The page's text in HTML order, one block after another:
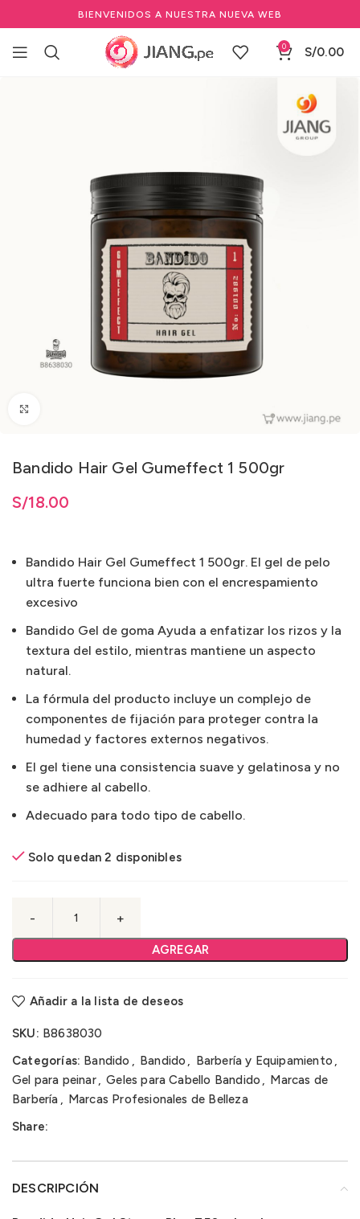
BIENVENIDOS A NUESTRA NUEVA WEB
0 S/0.00
Bandido
Bandido Hair Gel Gumeffect 1 500gr
S/18.00
Bandido Hair Gel Gumeffect 1 500gr. El gel de pelo
ultra fuerte funciona bien con el encrespamiento
excesivo
Bandido Gel de goma Ayuda a enfatizar los rizos y la
textura del estilo, mientras mantiene un aspecto
natural.
La fórmula del producto incluye un complejo de
componentes de fijación para proteger contra la
humedad y factores externos negativos.
El gel tiene una consistencia suave y gelatinosa y no
se adhiere al cabello.
Adecuado para todo tipo de cabello.
Solo quedan 2 disponibles
AGREGAR
Añadir a la lista de deseos
SKU: B8638030
Categorías: Bandido , Bandido , Barbería y Equipamiento ,
Gel para peinar, Geles para Cabello Bandido , Marcas de
Barbería , Marcas Profesionales de Belleza
Share:
DESCRIPCIÓN